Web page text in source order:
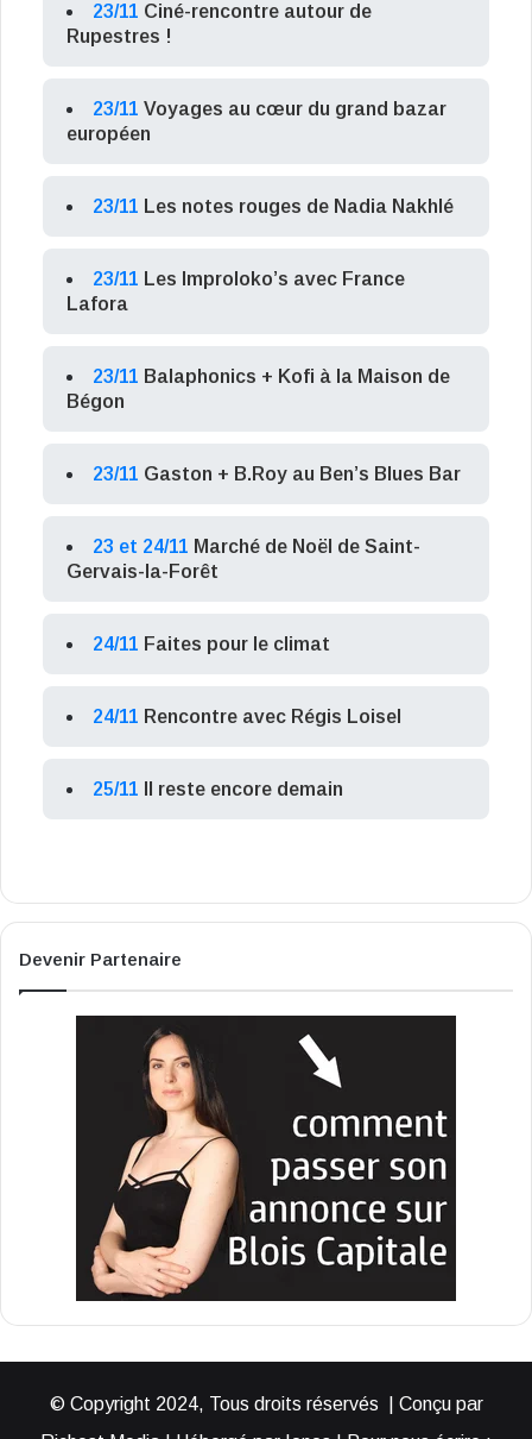
23/11 Ciné-rencontre autour de
Rupestres !
23/11 Voyages au cœur du grand bazar
européen
23/11 Les notes rouges de Nadia Nakhlé
23/11 Les Improloko’s avec France
Lafora
23/11 Balaphonics + Kofi à la Maison de
Bégon
23/11 Gaston + B.Roy au Ben’s Blues Bar
23 et 24/11 Marché de Noël de Saint-
Gervais-la-Forêt
24/11 Faites pour le climat
24/11 Rencontre avec Régis Loisel
25/11 Il reste encore demain
Devenir Partenaire
© Copyright 2024, Tous droits réservés | Conçu par